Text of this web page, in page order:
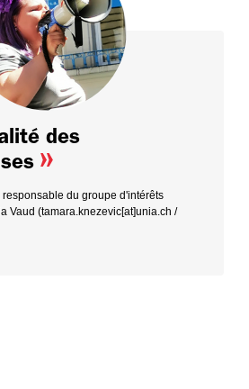
des
»
responsable du groupe d'intérêts
Vaud (tamara.knezevic[at]unia.ch /